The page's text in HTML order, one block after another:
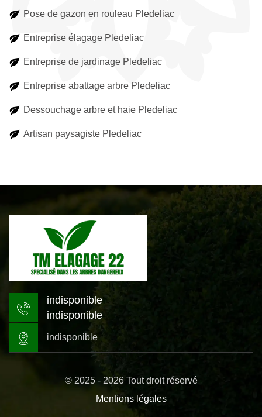
Pose de gazon en rouleau Pledeliac
Entreprise élagage Pledeliac
Entreprise de jardinage Pledeliac
Entreprise abattage arbre Pledeliac
Dessouchage arbre et haie Pledeliac
Artisan paysagiste Pledeliac
indisponible
indisponible
indisponible
© 2025 - 2026 Tout droit réservé
Mentions légales